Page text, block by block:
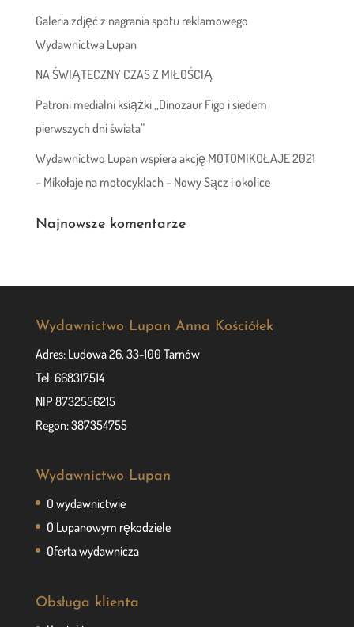
Galeria zdjęć z nagrania spotu reklamowego
Wydawnictwa Lupan
NA ŚWIĄTECZNY CZAS Z MIŁOŚCIĄ
Patroni medialni książki ,,Dinozaur Figo i siedem
pierwszych dni świata”
Wydawnictwo Lupan wspiera akcję MOTOMIKOŁAJE 2021
– Mikołaje na motocyklach – Nowy Sącz i okolice
Najnowsze komentarze
Wydawnictwo Lupan Anna Kościółek
Adres: Ludowa 26, 33-100 Tarnów
Tel: 668317514
NIP 8732556215
Regon: 387354755
Wydawnictwo Lupan
O wydawnictwie
O Lupanowym rękodziele
Oferta wydawnicza
Obsługa klienta